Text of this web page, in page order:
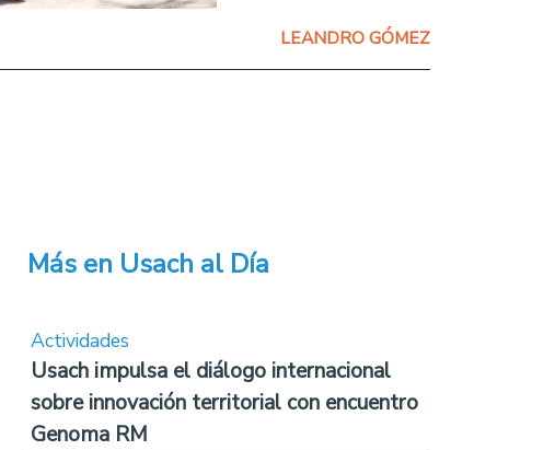
LEANDRO GÓMEZ
Más en Usach al Día
Actividades
Usach impulsa el diálogo internacional
sobre innovación territorial con encuentro
Genoma RM